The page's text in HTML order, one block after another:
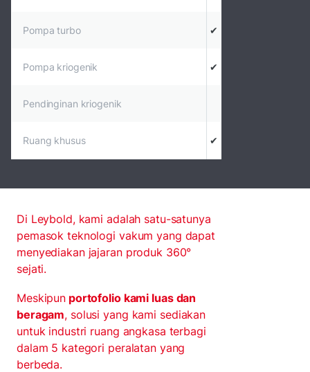
Pompa turbo ✔
Pompa kriogenik ✔
Pendinginan kriogenik
Ruang khusus ✔
Di Leybold, kami adalah satu-satunya
pemasok teknologi vakum yang dapat
menyediakan jajaran produk 360°
sejati.
Meskipun portofolio kami luas dan
beragam, solusi yang kami sediakan
untuk industri ruang angkasa terbagi
dalam 5 kategori peralatan yang
berbeda.